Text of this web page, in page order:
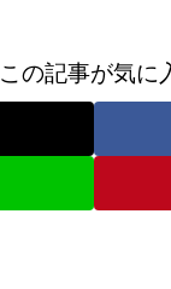
この記事が気に